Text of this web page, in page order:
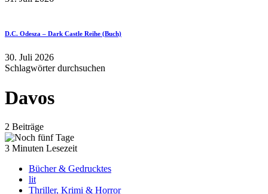
D.C. Odesza – Dark Castle Reihe (Buch)
30. Juli 2026
Schlagwörter durchsuchen
Davos
2 Beiträge
3 Minuten Lesezeit
Bücher & Gedrucktes
lit
Thriller, Krimi & Horror